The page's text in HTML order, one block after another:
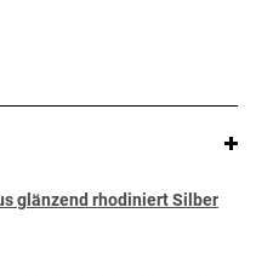
glänzend rhodiniert Silber